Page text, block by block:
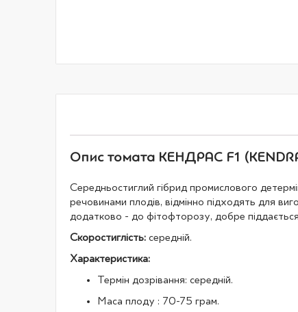
Опис томата КЕНДРАС F1
Середньостиглий гібрид промислового
речовинами плодів, відмінно підходять для
додатково - до фітофторозу, добре
Скоростиглість: середній.
Характеристика:
Термін дозрівання: середній.
Маса плоду : 70-75 грам.